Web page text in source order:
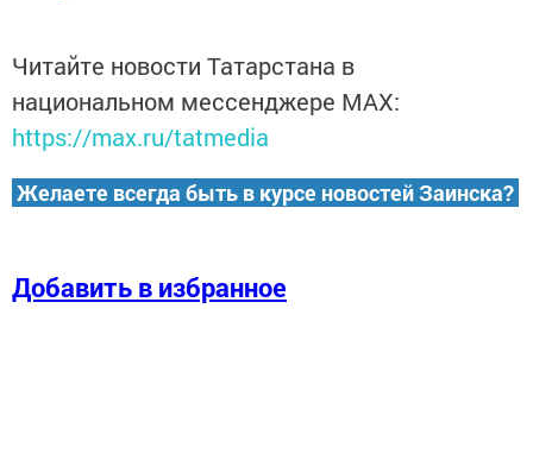
Читайте новости Татарстана в
национальном мессенджере MАХ:
https://max.ru/tatmedia
Желаете всегда быть в курсе новостей Заинска?
Добавить в избранное